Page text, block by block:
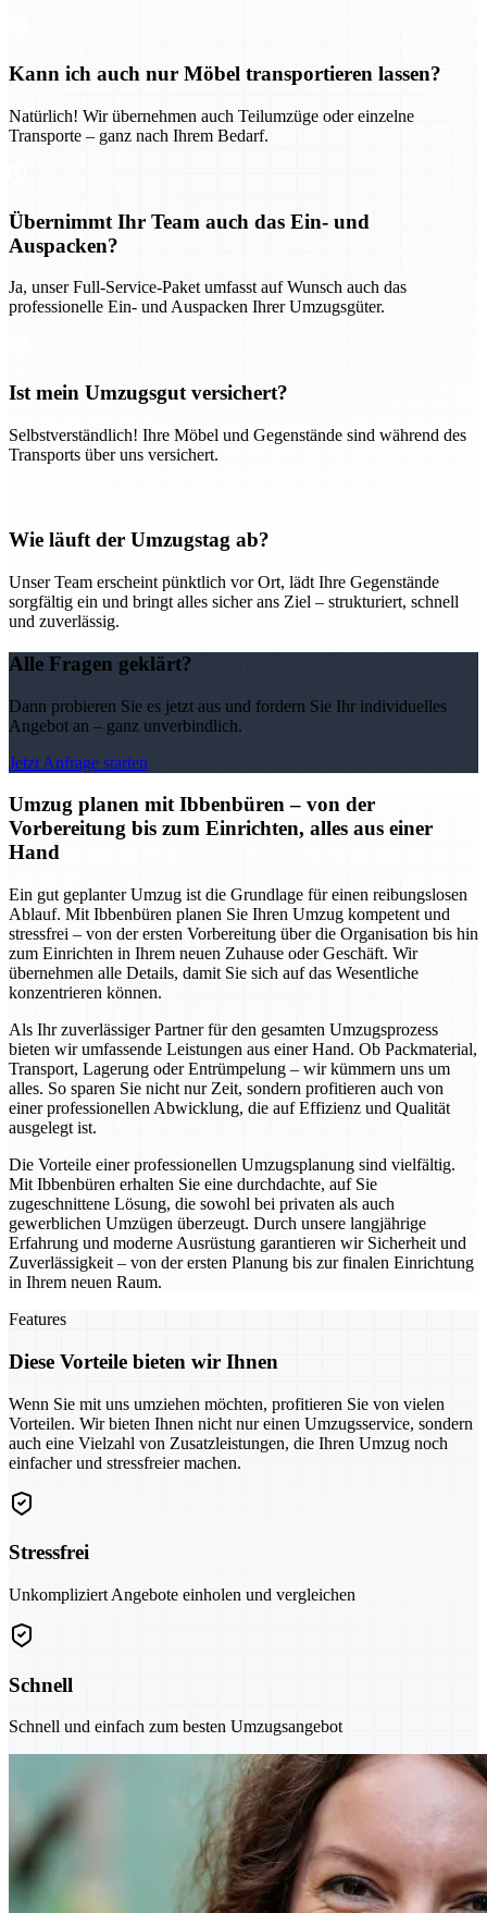
Kann ich auch nur Möbel transportieren lassen?
Natürlich! Wir übernehmen auch Teilumzüge oder einzelne
Transporte – ganz nach Ihrem Bedarf.
Übernimmt Ihr Team auch das Ein- und
Auspacken?
Ja, unser Full-Service-Paket umfasst auf Wunsch auch das
professionelle Ein- und Auspacken Ihrer Umzugsgüter.
Ist mein Umzugsgut versichert?
Selbstverständlich! Ihre Möbel und Gegenstände sind während des
Transports über uns versichert.
Wie läuft der Umzugstag ab?
Unser Team erscheint pünktlich vor Ort, lädt Ihre Gegenstände
sorgfältig ein und bringt alles sicher ans Ziel – strukturiert, schnell
und zuverlässig.
Alle Fragen geklärt?
Dann probieren Sie es jetzt aus und fordern Sie Ihr individuelles
Angebot an – ganz unverbindlich.
Jetzt Anfrage starten
Umzug planen mit Ibbenbüren – von der
Vorbereitung bis zum Einrichten, alles aus einer
Hand
Ein gut geplanter Umzug ist die Grundlage für einen reibungslosen
Ablauf. Mit Ibbenbüren planen Sie Ihren Umzug kompetent und
stressfrei – von der ersten Vorbereitung über die Organisation bis hin
zum Einrichten in Ihrem neuen Zuhause oder Geschäft. Wir
übernehmen alle Details, damit Sie sich auf das Wesentliche
konzentrieren können.
Als Ihr zuverlässiger Partner für den gesamten Umzugsprozess
bieten wir umfassende Leistungen aus einer Hand. Ob Packmaterial,
Transport, Lagerung oder Entrümpelung – wir kümmern uns um
alles. So sparen Sie nicht nur Zeit, sondern profitieren auch von
einer professionellen Abwicklung, die auf Effizienz und Qualität
ausgelegt ist.
Die Vorteile einer professionellen Umzugsplanung sind vielfältig.
Mit Ibbenbüren erhalten Sie eine durchdachte, auf Sie
zugeschnittene Lösung, die sowohl bei privaten als auch
gewerblichen Umzügen überzeugt. Durch unsere langjährige
Erfahrung und moderne Ausrüstung garantieren wir Sicherheit und
Zuverlässigkeit – von der ersten Planung bis zur finalen Einrichtung
in Ihrem neuen Raum.
Features
Diese Vorteile bieten wir Ihnen
Wenn Sie mit uns umziehen möchten, profitieren Sie von vielen
Vorteilen. Wir bieten Ihnen nicht nur einen Umzugsservice, sondern
auch eine Vielzahl von Zusatzleistungen, die Ihren Umzug noch
einfacher und stressfreier machen.
Stressfrei
Unkompliziert Angebote einholen und vergleichen
Schnell
Schnell und einfach zum besten Umzugsangebot